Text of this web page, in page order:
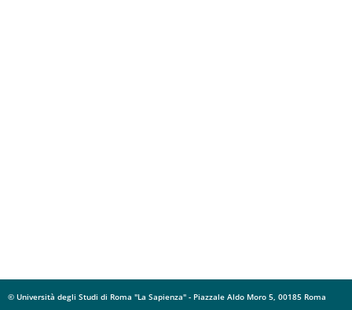
© Università degli Studi di Roma "La Sapienza" - Piazzale Aldo Moro 5, 00185 Roma